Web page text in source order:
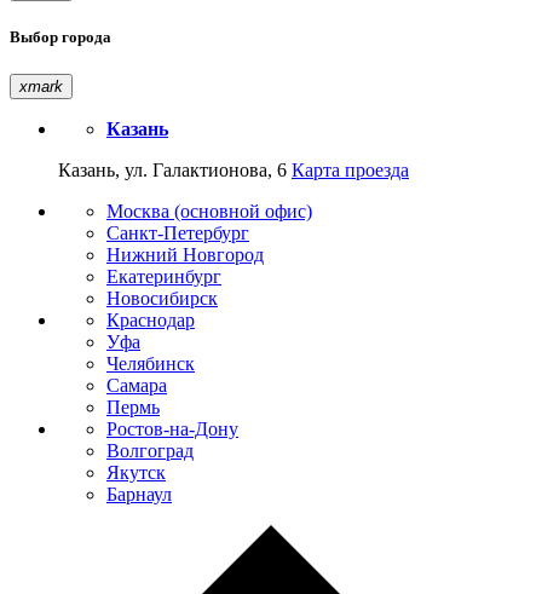
Выбор города
xmark
Казань
Казань, ул. Галактионова, 6 Карта проезда
Москва (основной офис)
Санкт-Петербург
Нижний Новгород
Екатеринбург
Новосибирск
Краснодар
Уфа
Челябинск
Самара
Пермь
Ростов-на-Дону
Волгоград
Якутск
Барнаул